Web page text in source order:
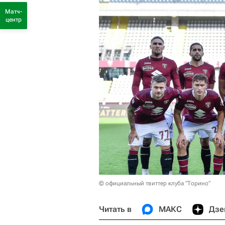
© официальный твиттер клуба "Торино"
Читать в МАКС
Матч-
центр